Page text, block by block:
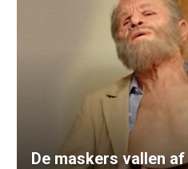
De maskers vallen